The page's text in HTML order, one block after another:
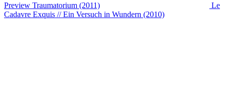
Preview Traumatorium (2011)
Le
Cadavre Exquis // Ein Versuch in Wundern (2010)